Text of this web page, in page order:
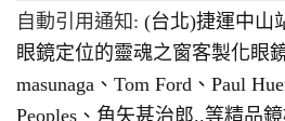
自動引用通知: (台北)捷運中山
眼鏡定位的靈魂之窗客製化眼
masunaga、Tom Ford、Paul
Peoples、角矢甚治郎..等精品